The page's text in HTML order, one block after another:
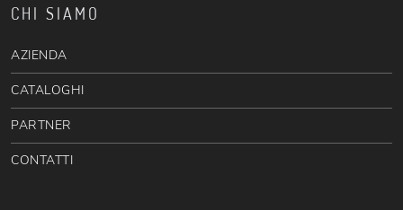
CHI SIAMO
AZIENDA
CATALOGHI
PARTNER
CONTATTI